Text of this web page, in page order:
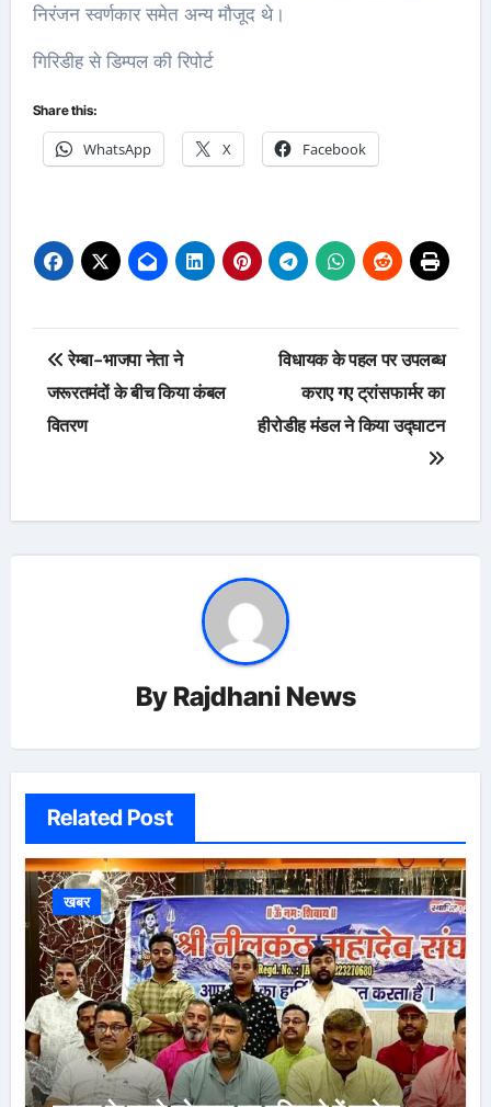
निरंजन स्वर्णकार समेत अन्य मौजूद थे।
गिरिडीह से डिम्पल की रिपोर्ट
Share this:
WhatsApp X Facebook
Post
navigation
रेम्बा-भाजपा नेता ने
जरूरतमंदों के बीच किया कंबल
वितरण
विधायक के पहल पर उपलब्ध
कराए गए ट्रांसफार्मर का
हीरोडीह मंडल ने किया उद्घाटन
By Rajdhani News
Related Post
खबर